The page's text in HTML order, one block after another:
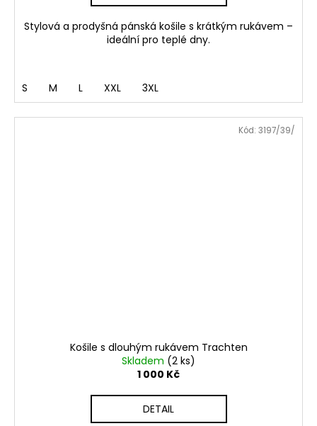
Stylová a prodyšná pánská košile s krátkým rukávem –
ideální pro teplé dny.
S M L XXL 3XL
Košile s dlouhým rukávem Trachten
Skladem (2 ks)
1 000 Kč
DETAIL
Kód: 3197/39/